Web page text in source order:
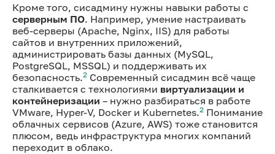
Кроме того, сисадмину нужны навыки работы с
серверным ПО. Например, умение настраивать
веб-серверы (Apache, Nginx, IIS) для работы
сайтов и внутренних приложений,
администрировать базы данных (MySQL,
PostgreSQL, MSSQL) и поддерживать их
безопасность.2 Современный сисадмин всё чаще
сталкивается с технологиями виртуализации и
контейнеризации – нужно разбираться в работе
VMware, Hyper-V, Docker и Kubernetes.2 Понимание
облачных сервисов (Azure, AWS) тоже становится
плюсом, ведь инфраструктура многих компаний
переходит в облако.